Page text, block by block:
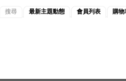
搜尋 最新主題動態 會員列表 購物